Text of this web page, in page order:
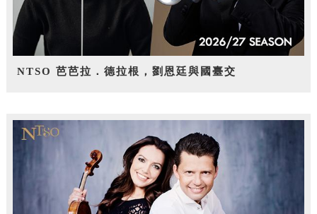
NTSO 芭芭拉．德拉根，劉恩廷與國臺交